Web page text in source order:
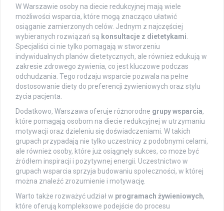
W Warszawie osoby na diecie redukcyjnej mają wiele
możliwości wsparcia, które mogą znacząco ułatwić
osiąganie zamierzonych celów. Jednym z najczęściej
wybieranych rozwiązań są konsultacje z dietetykami
Specjaliści ci nie tylko pomagają w stworzeniu
indywidualnych planów dietetycznych, ale również edukują w
zakresie zdrowego żywienia, co jest kluczowe podczas
odchudzania. Tego rodzaju wsparcie pozwala na pełne
dostosowanie diety do preferencji żywieniowych oraz stylu
życia pacjenta.
Dodatkowo, Warszawa oferuje różnorodne grupy wsparcia,
które pomagają osobom na diecie redukcyjnej w utrzymaniu
motywacji oraz dzieleniu się doświadczeniami. W takich
grupach przypadają nie tylko uczestnicy z podobnymi celami,
ale również osoby, które już osiągnęły sukces, co może być
źródłem inspiracji i pozytywnej energii. Uczestnictwo w
grupach wsparcia sprzyja budowaniu społeczności, w której
można znaleźć zrozumienie i motywację.
Warto także rozważyć udział w programach żywieniowych,
które oferują kompleksowe podejście do procesu